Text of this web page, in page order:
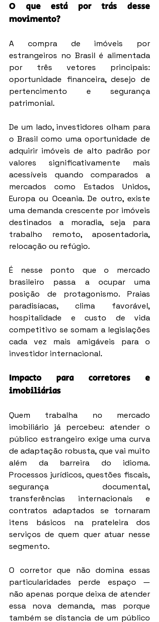
O que está por trás desse
movimento?
A compra de imóveis por
estrangeiros no Brasil é alimentada
por três vetores principais:
oportunidade financeira, desejo de
pertencimento e segurança
patrimonial.
De um lado, investidores olham para
o Brasil como uma oportunidade de
adquirir imóveis de alto padrão por
valores significativamente mais
acessíveis quando comparados a
mercados como Estados Unidos,
Europa ou Oceania. De outro, existe
uma demanda crescente por imóveis
destinados a moradia, seja para
trabalho remoto, aposentadoria,
relocação ou refúgio.
É nesse ponto que o mercado
brasileiro passa a ocupar uma
posição de protagonismo. Praias
paradisíacas, clima favorável,
hospitalidade e custo de vida
competitivo se somam a legislações
cada vez mais amigáveis para o
investidor internacional.
Impacto para corretores e
imobiliárias
Quem trabalha no mercado
imobiliário já percebeu: atender o
público estrangeiro exige uma curva
de adaptação robusta, que vai muito
além da barreira do idioma.
Processos jurídicos, questões fiscais,
segurança documental,
transferências internacionais e
contratos adaptados se tornaram
itens básicos na prateleira dos
serviços de quem quer atuar nesse
segmento.
O corretor que não domina essas
particularidades perde espaço —
não apenas porque deixa de atender
essa nova demanda, mas porque
também se distancia de um público